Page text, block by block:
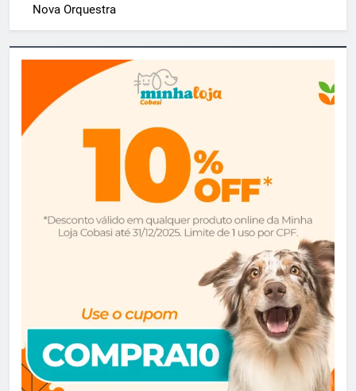
Nova Orquestra